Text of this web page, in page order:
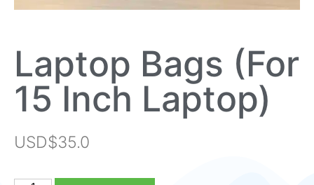
Laptop Bags (For
15 Inch Laptop)
USD$35.0